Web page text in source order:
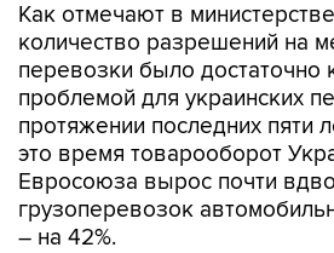
Как отмечают в
количество разрешений на
перевозки было достаточно
проблемой для украинских
протяжении последних пяти
это время товарооборот
Евросоюза вырос почти
грузоперевозок
– на 42%.